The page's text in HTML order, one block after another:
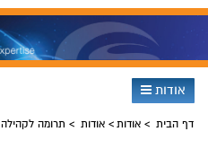
אודות
דף הבית אודות אודות תרומה לקהילה